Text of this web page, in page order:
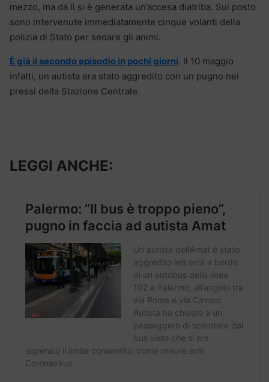
mezzo, ma da lì si è generata un’accesa diatriba. Sul posto
sono intervenute immediatamente cinque volanti della
polizia di Stato per sedare gli animi.
È già il secondo episodio in pochi giorni. Il 10 maggio
infatti, un autista era stato aggredito con un pugno nei
pressi della Stazione Centrale.
LEGGI ANCHE: